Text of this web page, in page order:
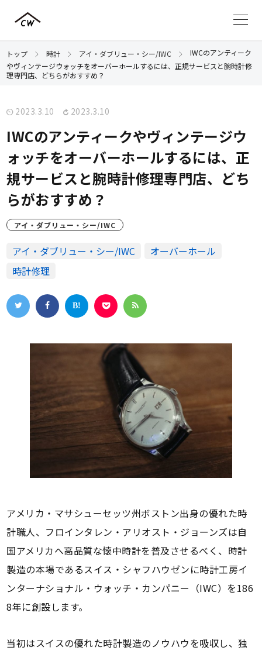
トップ 時計 アイ・ダブリュー・シー/IWC
IWCのアンティーク
やヴィンテージウォッチをオーバーホールするには、正規サービスと腕時計修
理専門店、どちらがおすすめ？
2023.3.10 2023.3.10
IWCのアンティークやヴィンテージウ
ォッチをオーバーホールするには、正
規サービスと腕時計修理専門店、どち
らがおすすめ？
アイ・ダブリュー・シー/IWC
アイ・ダブリュー・シー/IWC
オーバーホール
時計修理
アメリカ・マサシューセッツ州ボストン出身の優れた時
計職人、フロインタレン・アリオスト・ジョーンズは自
国アメリカへ高品質な懐中時計を普及させるべく、時計
製造の本場であるスイス・シャフハウゼンに時計工房イ
ンターナショナル・ウォッチ・カンパニー（IWC）を186
8年に創設します。
当初はスイスの優れた時計製造のノウハウを吸収し、独